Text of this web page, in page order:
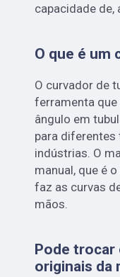
capacidade de,
O que é um
O curvador de
ferramenta que
ângulo em
para diferentes
indústrias. O
manual, que é
faz as curvas
mãos.
Pode trocar
originais da